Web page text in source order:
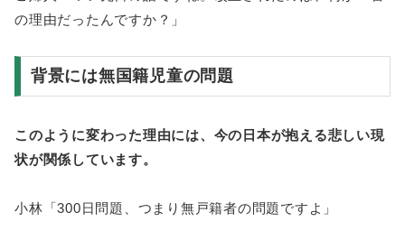
の理由だったんですか？」
背景には無国籍児童の問題
このように変わった理由には、今の日本が抱える悲しい現
状が関係しています。
小林「300日問題、つまり無戸籍者の問題ですよ」